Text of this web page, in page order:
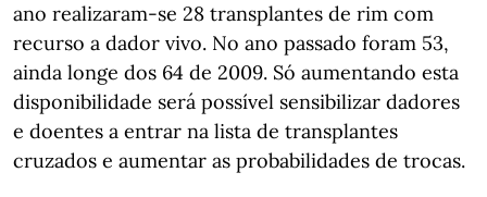
ano realizaram-se 28 transplantes de rim com
recurso a dador vivo. No ano passado foram 53,
ainda longe dos 64 de 2009. Só aumentando esta
disponibilidade será possível sensibilizar dadores
e doentes a entrar na lista de transplantes
cruzados e aumentar as probabilidades de trocas.